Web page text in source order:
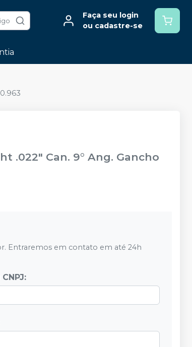
Faça seu login
ou cadastre-se
.022" Can. 9° Ang. Gancho
Entraremos em contato em até 24h